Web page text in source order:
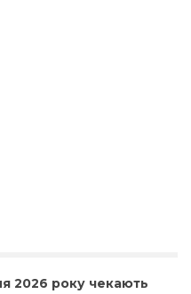
2026 року чекають